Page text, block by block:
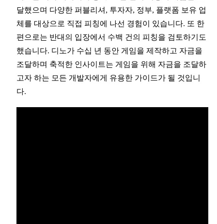
달했으며 다양한 퍼블리셔, 투자자, 정부, 플랫폼 보유 업
체를 대상으로 직접 피칭에 나선 경험이 있습니다. 또 한
편으로는 반대의 입장에서 수백 건의 피칭을 검토하기도
했습니다. 디노가 수십 년 동안 게임을 제작하고 자금을
조달하며 축적한 인사이트는 게임을 위해 자금을 조달하
고자 하는 모든 개발자에게 유용한 가이드가 될 것입니
다.